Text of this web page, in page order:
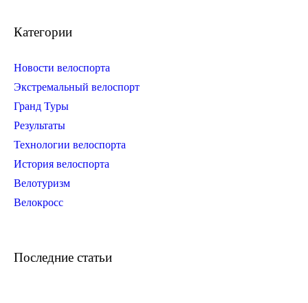
Категории
Новости велоспорта
Экстремальный велоспорт
Гранд Туры
Результаты
Технологии велоспорта
История велоспорта
Велотуризм
Велокросс
Последние статьи